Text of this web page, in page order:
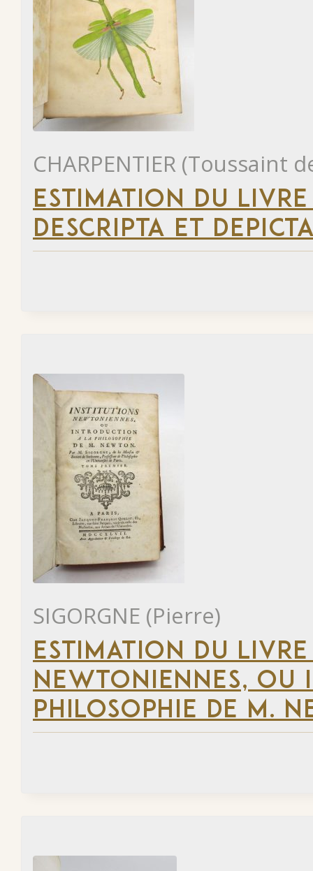
CHARPENTIER (Toussaint
ESTIMATION DU
DESCRIPTA ET
SIGORGNE (Pierre)
ESTIMATION DU
NEWTONIENNES, OU
PHILOSOPHIE DE M.